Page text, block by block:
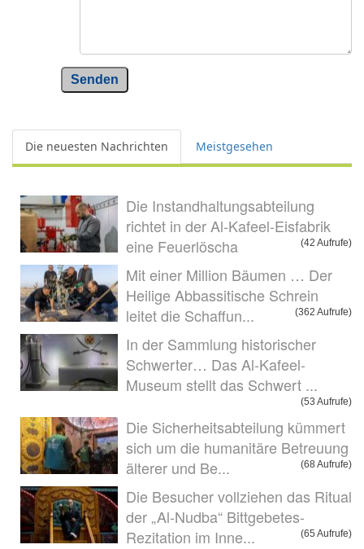
Senden
Die neuesten Nachrichten Meistgesehen
Die Instandhaltungsabteilung
richtet in der Al-Kafeel-Eisfabrik
eine Feuerlöscha
(42 Aufrufe)
Mit einer Million Bäumen … Der
Heilige Abbassitische Schrein
leitet die Schaffun...
(362 Aufrufe)
In der Sammlung historischer
Schwerter… Das Al-Kafeel-
Museum stellt das Schwert ...
(53 Aufrufe)
Die Sicherheitsabteilung kümmert
sich um die humanitäre Betreuung
älterer und Be...
(68 Aufrufe)
Die Besucher vollziehen das Ritual
der „Al-Nudba“ Bittgebetes-
Rezitation im Inne...
(65 Aufrufe)